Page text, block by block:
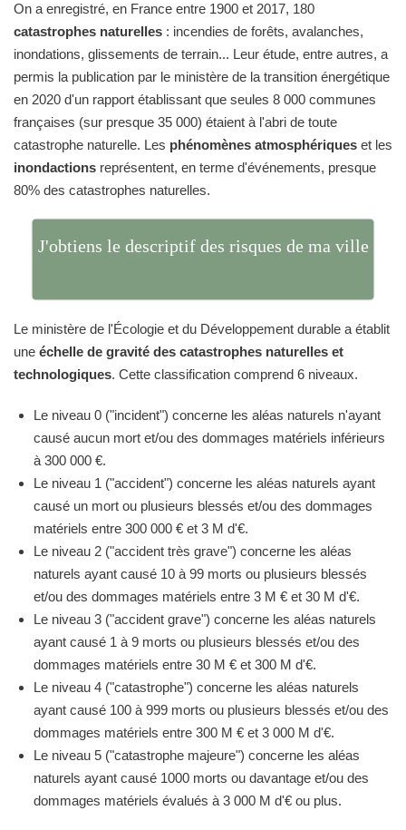
On a enregistré, en France entre 1900 et 2017, 180
catastrophes naturelles : incendies de forêts, avalanches,
inondations, glissements de terrain... Leur étude, entre autres, a
permis la publication par le ministère de la transition énergétique
en 2020 d'un rapport établissant que seules 8 000 communes
françaises (sur presque 35 000) étaient à l'abri de toute
catastrophe naturelle. Les phénomènes atmosphériques et les
inondactions représentent, en terme d'événements, presque
80% des catastrophes naturelles.
J'obtiens le descriptif des risques de ma ville
Le ministère de l'Écologie et du Développement durable a établit
une échelle de gravité des catastrophes naturelles et
technologiques. Cette classification comprend 6 niveaux.
Le niveau 0 ("incident") concerne les aléas naturels n'ayant
causé aucun mort et/ou des dommages matériels inférieurs
à 300 000 €.
Le niveau 1 ("accident") concerne les aléas naturels ayant
causé un mort ou plusieurs blessés et/ou des dommages
matériels entre 300 000 € et 3 M d'€.
Le niveau 2 ("accident très grave") concerne les aléas
naturels ayant causé 10 à 99 morts ou plusieurs blessés
et/ou des dommages matériels entre 3 M € et 30 M d'€.
Le niveau 3 ("accident grave") concerne les aléas naturels
ayant causé 1 à 9 morts ou plusieurs blessés et/ou des
dommages matériels entre 30 M € et 300 M d'€.
Le niveau 4 ("catastrophe") concerne les aléas naturels
ayant causé 100 à 999 morts ou plusieurs blessés et/ou des
dommages matériels entre 300 M € et 3 000 M d'€.
Le niveau 5 ("catastrophe majeure") concerne les aléas
naturels ayant causé 1000 morts ou davantage et/ou des
dommages matériels évalués à 3 000 M d'€ ou plus.